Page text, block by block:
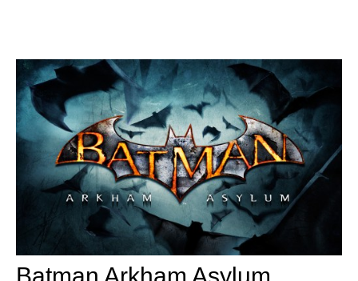
Batman Arkham Asylum